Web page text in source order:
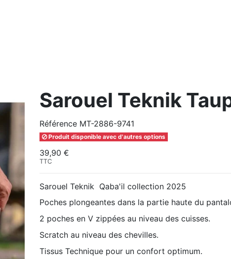
Sarouel Teknik
Référence MT-2886-9741
Produit disponible avec d'autres options
39,90 €
TTC
Sarouel Teknik Qaba'il collection 2025
Poches plongeantes dans la partie haute du
2 poches en V zippées au niveau des cuisses.
Scratch au niveau des chevilles.
Tissus Technique pour un confort optimum.